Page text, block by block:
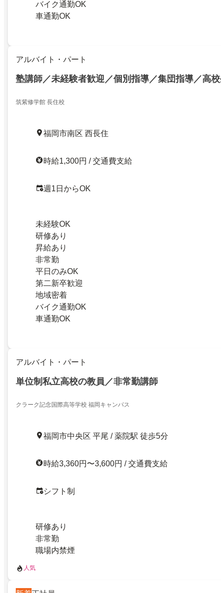
バイク通勤OK
車通勤OK
アルバイト・パート
塾講師／未経験者歓迎／個別指導／集団指導／高
筑紫修学館 長住校
福岡市南区 西長住
時給1,300円 / 交通費支給
週1日からOK
未経験OK
研修あり
昇給あり
非常勤
平日のみOK
第二新卒歓迎
地域密着
バイク通勤OK
車通勤OK
アルバイト・パート
単位制私立高校の教員／非常勤講師
クラーク記念国際高等学校 福岡キャンパス
福岡市中央区 平尾 / 薬院駅 徒歩5分
時給3,360円〜3,600円 / 交通費支給
シフト制
研修あり
非常勤
職場内禁煙
人気